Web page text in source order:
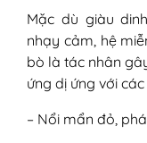
3.
và bé
4.
ngứa
5.
bác sĩ
Mặc dù giàu
nhạy cảm, hệ
bò là tác nhân
ứng dị ứng với
– Nổi mẩn đỏ,